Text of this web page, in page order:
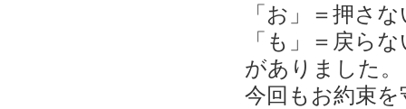
「お」＝押さ
「も」＝戻ら
がありました。
今回もお約束